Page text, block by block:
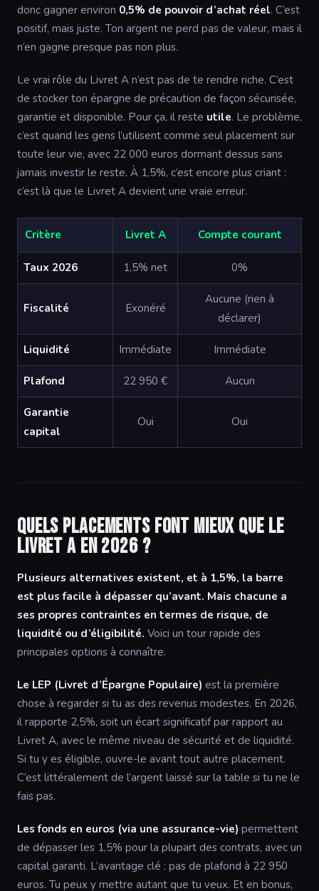
donc gagner environ 0,5% de pouvoir d’achat réel. C’est
positif, mais juste. Ton argent ne perd pas de valeur, mais il
n’en gagne presque pas non plus.
Le vrai rôle du Livret A n’est pas de te rendre riche. C’est
de stocker ton épargne de précaution de façon sécurisée,
garantie et disponible. Pour ça, il reste utile. Le problème,
c’est quand les gens l’utilisent comme seul placement sur
toute leur vie, avec 22 000 euros dormant dessus sans
jamais investir le reste. À 1,5%, c’est encore plus criant :
c’est là que le Livret A devient une vraie erreur.
Critère Livret A Compte courant
Taux 2026 1,5% net 0%
Fiscalité Exonéré
Aucune (rien à
déclarer)
Liquidité Immédiate Immédiate
Plafond 22 950 € Aucun
Garantie
capital
Oui Oui
Quels placements font mieux que le
Livret A en 2026 ?
Plusieurs alternatives existent, et à 1,5%, la barre
est plus facile à dépasser qu’avant. Mais chacune a
ses propres contraintes en termes de risque, de
liquidité ou d’éligibilité. Voici un tour rapide des
principales options à connaître.
Le LEP (Livret d’Épargne Populaire) est la première
chose à regarder si tu as des revenus modestes. En 2026,
il rapporte 2,5%, soit un écart significatif par rapport au
Livret A, avec le même niveau de sécurité et de liquidité.
Si tu y es éligible, ouvre-le avant tout autre placement.
C’est littéralement de l’argent laissé sur la table si tu ne le
fais pas.
Les fonds en euros (via une assurance-vie) permettent
de dépasser les 1,5% pour la plupart des contrats, avec un
capital garanti. L’avantage clé : pas de plafond à 22 950
euros. Tu peux y mettre autant que tu veux. Et en bonus,